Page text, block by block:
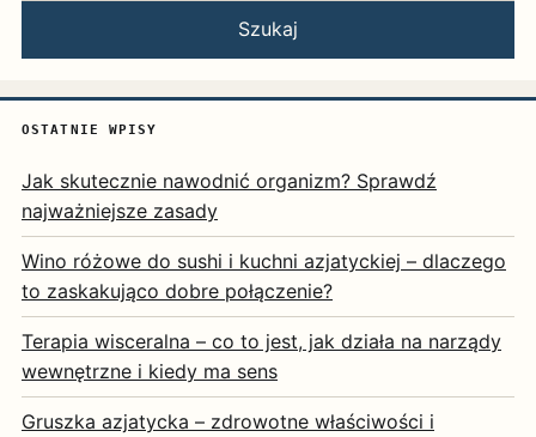
Szukaj
OSTATNIE WPISY
Jak skutecznie nawodnić organizm? Sprawdź
najważniejsze zasady
Wino różowe do sushi i kuchni azjatyckiej – dlaczego
to zaskakująco dobre połączenie?
Terapia wisceralna – co to jest, jak działa na narządy
wewnętrzne i kiedy ma sens
Gruszka azjatycka – zdrowotne właściwości i